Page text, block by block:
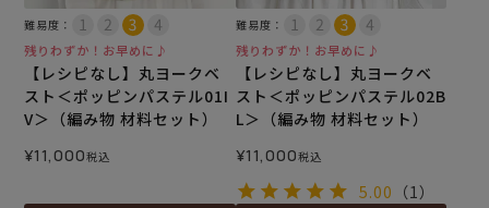
難易度：
残りわずか！お早めに♪
【レシピなし】丸ヨークベ
スト＜ポッピンパステル01I
V＞（編み物 材料セット）
¥11,000税込
難易度：
残りわずか！お早めに♪
【レシピなし】丸ヨークベ
スト＜ポッピンパステル02B
L＞（編み物 材料セット）
¥11,000税込
5.00 （1）